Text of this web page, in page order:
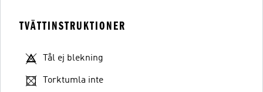
TVÄTTINSTRUKTIONER
Tål ej blekning
Torktumla inte